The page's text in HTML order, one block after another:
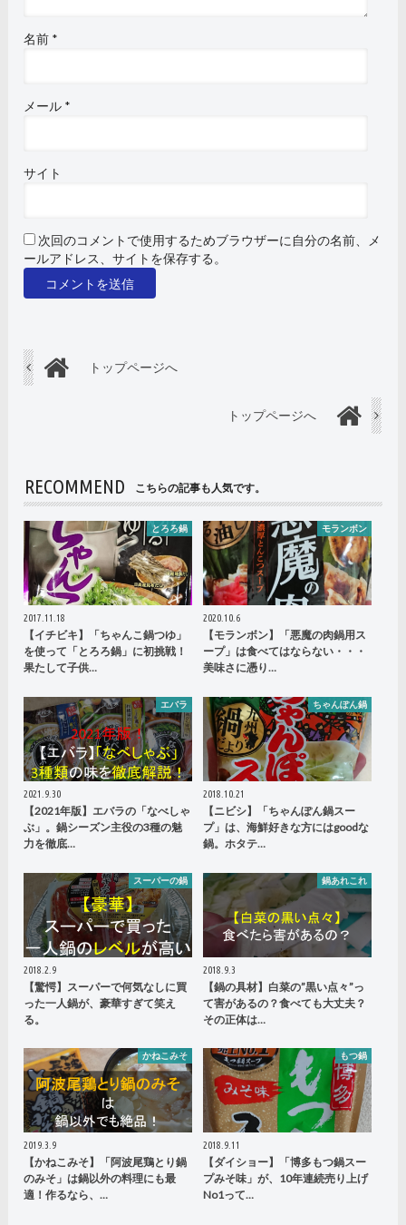
名前 *
メール *
サイト
次回のコメントで使用するためブラウザーに自分の名前、メ
ールアドレス、サイトを保存する。
トップページへ
トップページへ
RECOMMEND こちらの記事も人気です。
とろろ鍋
2017.11.18
【イチビキ】「ちゃんこ鍋つゆ」
を使って「とろろ鍋」に初挑戦！
果たして子供…
モランボン
2020.10.6
【モランボン】「悪魔の肉鍋用ス
ープ」は食べてはならない・・・
美味さに憑り…
エバラ
2021.9.30
【2021年版】エバラの「なべしゃ
ぶ」。鍋シーズン主役の3種の魅
力を徹底…
ちゃんぽん鍋
2018.10.21
【ニビシ】「ちゃんぽん鍋スー
プ」は、海鮮好きな方にはgoodな
鍋。ホタテ…
スーパーの鍋
2018.2.9
【驚愕】スーパーで何気なしに買
った一人鍋が、豪華すぎて笑え
る。
鍋あれこれ
2018.9.3
【鍋の具材】白菜の”黒い点々”っ
て害があるの？食べても大丈夫？
その正体は…
かねこみそ
2019.3.9
【かねこみそ】「阿波尾鶏とり鍋
のみそ」は鍋以外の料理にも最
適！作るなら、…
もつ鍋
2018.9.11
【ダイショー】「博多もつ鍋スー
プみそ味」が、10年連続売り上げ
No1って…